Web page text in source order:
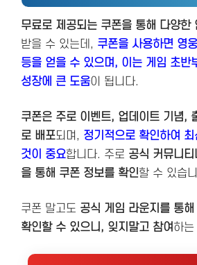
무료로 제공되는 쿠폰을 통해 다양한
받을 수 있는데, 쿠폰을 사용하면 영
등을 얻을 수 있으며, 이는 게임 초반
성장에 큰 도움이 됩니다.
쿠폰은 주로 이벤트, 업데이트 기념,
로 배포되며, 정기적으로 확인하여
것이 중요합니다. 주로 공식 커뮤니
을 통해 쿠폰 정보를 확인할 수 있습
쿠폰 말고도 공식 게임 라운지를 통
확인할 수 있으니, 잊지말고 참여하